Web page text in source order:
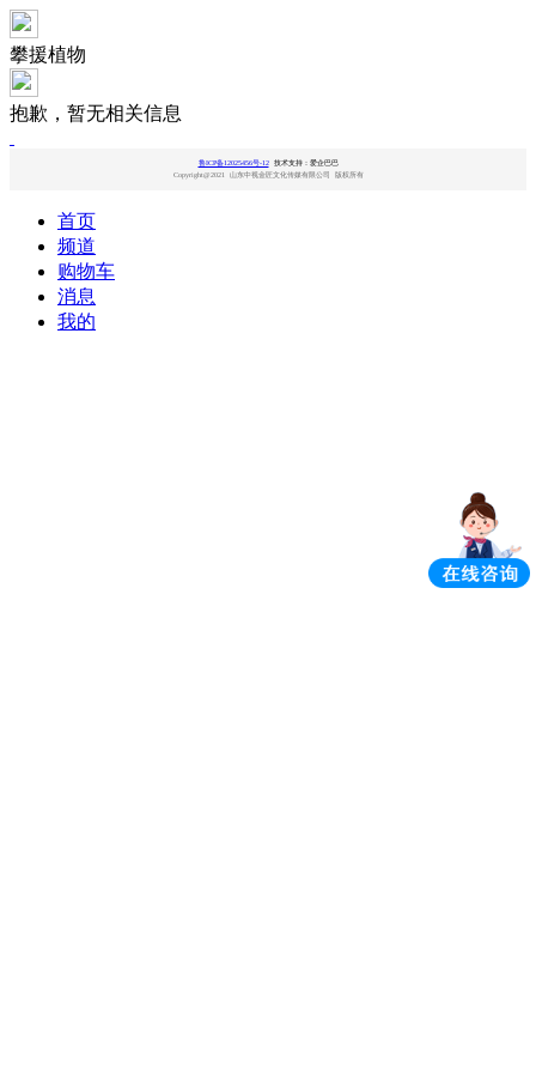
攀援植物
抱歉，暂无相关信息
鲁ICP备12025456号-12
技术支持：爱企巴巴
Copyright@2021 山东中视金匠文化传媒有限公司 版权所有
首页
频道
购物车
消息
我的